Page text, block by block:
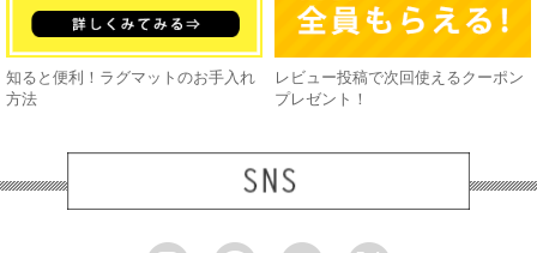
知ると便利！ラグマットのお手入れ
方法
レビュー投稿で次回使えるクーポン
プレゼント！